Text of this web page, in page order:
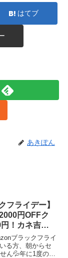
はてブ
あきぽん
フライデー】
円OFFク
！カネ吉、
。ブラックフライ
る方、朝からセ
ん💦年に1度のビ